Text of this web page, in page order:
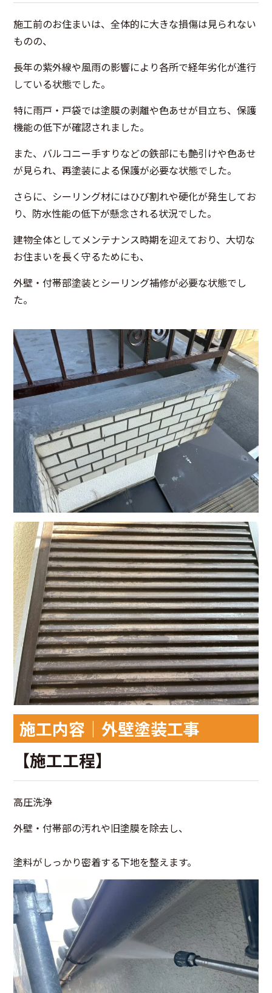
施工前のお住まいは、全体的に大きな損傷は見られない
ものの、
長年の紫外線や風雨の影響により各所で経年劣化が進行
している状態でした。
特に雨戸・戸袋では塗膜の剥離や色あせが目立ち、保護
機能の低下が確認されました。
また、バルコニー手すりなどの鉄部にも艶引けや色あせ
が見られ、再塗装による保護が必要な状態でした。
さらに、シーリング材にはひび割れや硬化が発生してお
り、防水性能の低下が懸念される状況でした。
建物全体としてメンテナンス時期を迎えており、大切な
お住まいを長く守るためにも、
外壁・付帯部塗装とシーリング補修が必要な状態でし
た。
施工内容｜外壁塗装工事
【施工工程】
高圧洗浄
外壁・付帯部の汚れや旧塗膜を除去し、
塗料がしっかり密着する下地を整えます。